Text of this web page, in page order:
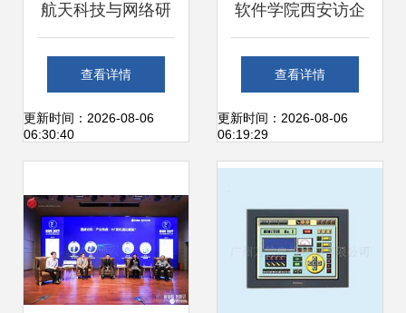
航天科技与网络研
发融合创新 航天代
表团访问园区交流
查看详情
更新时间：2026-08-06
06:30:40
软件学院西安访企
拓岗之行 深化校企
合作，共育网络科
技研发新篇章
查看详情
更新时间：2026-08-06
06:19:29